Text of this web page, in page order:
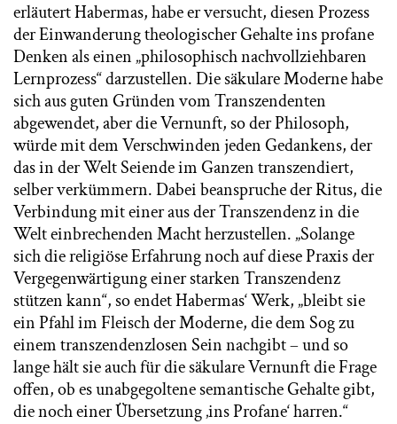
erläutert Habermas, habe er versucht, diesen Prozess
der Einwanderung theologischer Gehalte ins profane
Denken als einen „philosophisch nachvollziehbaren
Lernprozess“ darzustellen. Die säkulare Moderne habe
sich aus guten Gründen vom Transzendenten
abgewendet, aber die Vernunft, so der Philosoph,
würde mit dem Verschwinden jeden Gedankens, der
das in der Welt Seiende im Ganzen transzendiert,
selber verkümmern. Dabei beanspruche der Ritus, die
Verbindung mit einer aus der Transzendenz in die
Welt einbrechenden Macht herzustellen. „Solange
sich die religiöse Erfahrung noch auf diese Praxis der
Vergegenwärtigung einer starken Transzendenz
stützen kann“, so endet Habermas‘ Werk, „bleibt sie
ein Pfahl im Fleisch der Moderne, die dem Sog zu
einem transzendenzlosen Sein nachgibt – und so
lange hält sie auch für die säkulare Vernunft die Frage
offen, ob es unabgegoltene semantische Gehalte gibt,
die noch einer Übersetzung ‚ins Profane‘ harren.“